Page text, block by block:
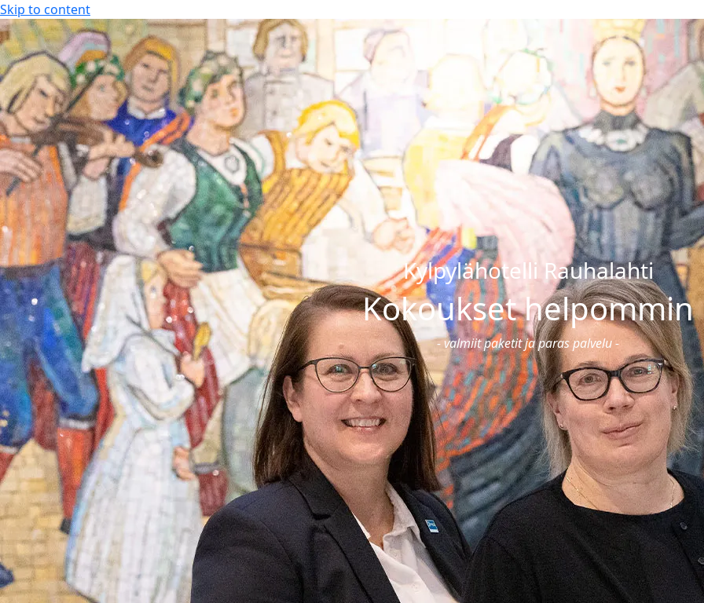
Skip to content
TapahtumakalenteriAukioloajat
FI
EN
Tarjoukset
Ajankohtaiset tarjoukset
Kesäloma
Senioritarjoukset
Paketit & lomat
Joulu
Majoitus
Hotellihuoneet
Huoneistohotelli
Studiohotelli
Kylpylä
Aukioloajat & hinnat
Hieronnat & hoidot
Kuntosali & ryhmäliikunta
Liikuntasali
Tilaussauna & yksityiskylpylä
Spa Burger
Lasten synttärit
Ravintolat
Ruokailut
Pikkujoulut
Ravintolat
Juhlat & tilausruokailut
KOKOUS-, LOMA- JA VIIHDEKESKUS
Tapahtumat
Lomaohjelma & luonto
Rauhalahti & Kuopio
Uppo-Nallen koti Rauhalahti
Tanssikalenteri
Karaoke
”Kurlauksen” MM-kisat
Magic Comedy Night 4
Tapahtumakalenteri
Lippukauppa
Ryhmät
Kokoukset
Kokouspaketit
Kokoustilat
Toimitusehdot
Tyhy & virkistys
Ryhmätarjoukset & ohjelmat
Retkipäivä
Junnujoukkueet
Paint & Wine Rauhalahti
Jätkänkämppä
Perinne- ja savusaunaillat
Savusauna
Yksityistilaisuudet
Häät
Info
Yhteystiedot
Majoittujan
Saapuminen
Ajankohtaista
Vastuullisuus
Varaus- ja
Tuetut lomat
Rekry
Kylpylähotelli Rauhalahti
Kokoukset helpommin
- valmiit paketit ja paras palvelu -